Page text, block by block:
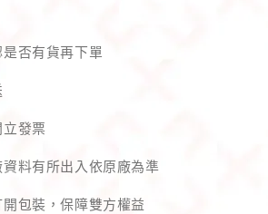
否有貨再下單
發票
料有所出入依原廠為準
包裝，保障雙方權益